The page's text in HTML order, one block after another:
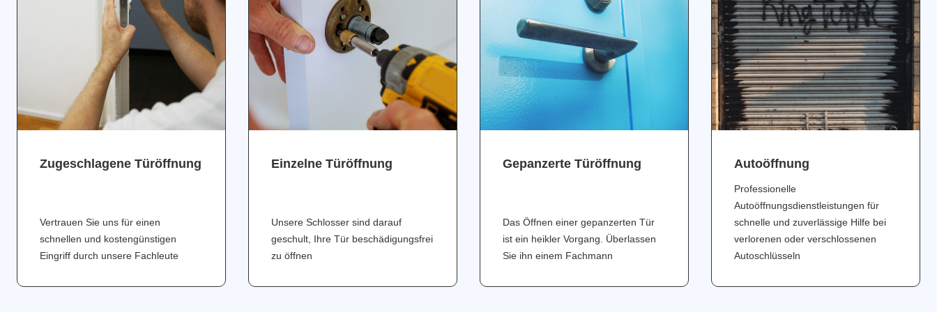
Zugeschlagene Türöffnung
Vertrauen Sie uns für einen
schnellen und kostengünstigen
Eingriff durch unsere Fachleute
Einzelne Türöffnung
Unsere Schlosser sind darauf
geschult, Ihre Tür beschädigungsfrei
zu öffnen
Gepanzerte Türöffnung
Das Öffnen einer gepanzerten Tür
ist ein heikler Vorgang. Überlassen
Sie ihn einem Fachmann
Аutoöffnung
Professionelle
Autoöffnungsdienstleistungen für
schnelle und zuverlässige Hilfe bei
verlorenen oder verschlossenen
Autoschlüsseln